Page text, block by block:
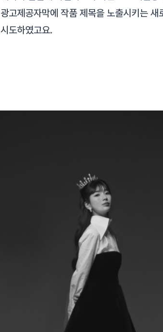
광고제공자막에 작품 제목을 노출시키는
시도하였고요.